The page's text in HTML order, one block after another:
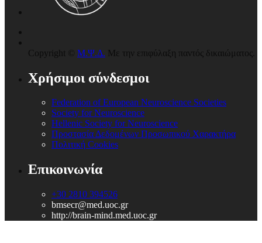
Copyright © Μ.Ψ.Δ. Με την επιφύλαξη παντός δικαιώματος.
Χρήσιμοι σύνδεσμοι
Federation of European Neuroscience Societies
Society for Neuroscience
Hellenic Society for Neuroscience
Προστασία Δεδομένων Προσωπικού Χαρακτήρα
Πολιτική Cookies
Επικοινωνία
+30 2810 394526
bmsecr@med.uoc.gr
http://brain-mind.med.uoc.gr